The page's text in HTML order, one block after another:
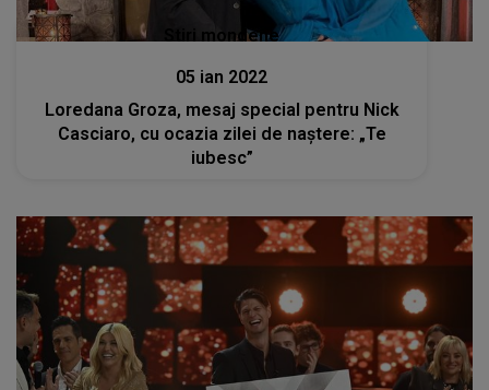
Stiri mondene
05 ian 2022
Loredana Groza, mesaj special pentru Nick
Casciaro, cu ocazia zilei de naștere: „Te
iubesc”